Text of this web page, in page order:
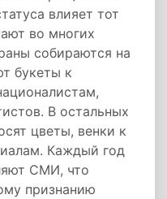
влияет тот
во многих
собираются на
букеты к
В остальных
цветы, венки к
Каждый год
СМИ, что
признанию